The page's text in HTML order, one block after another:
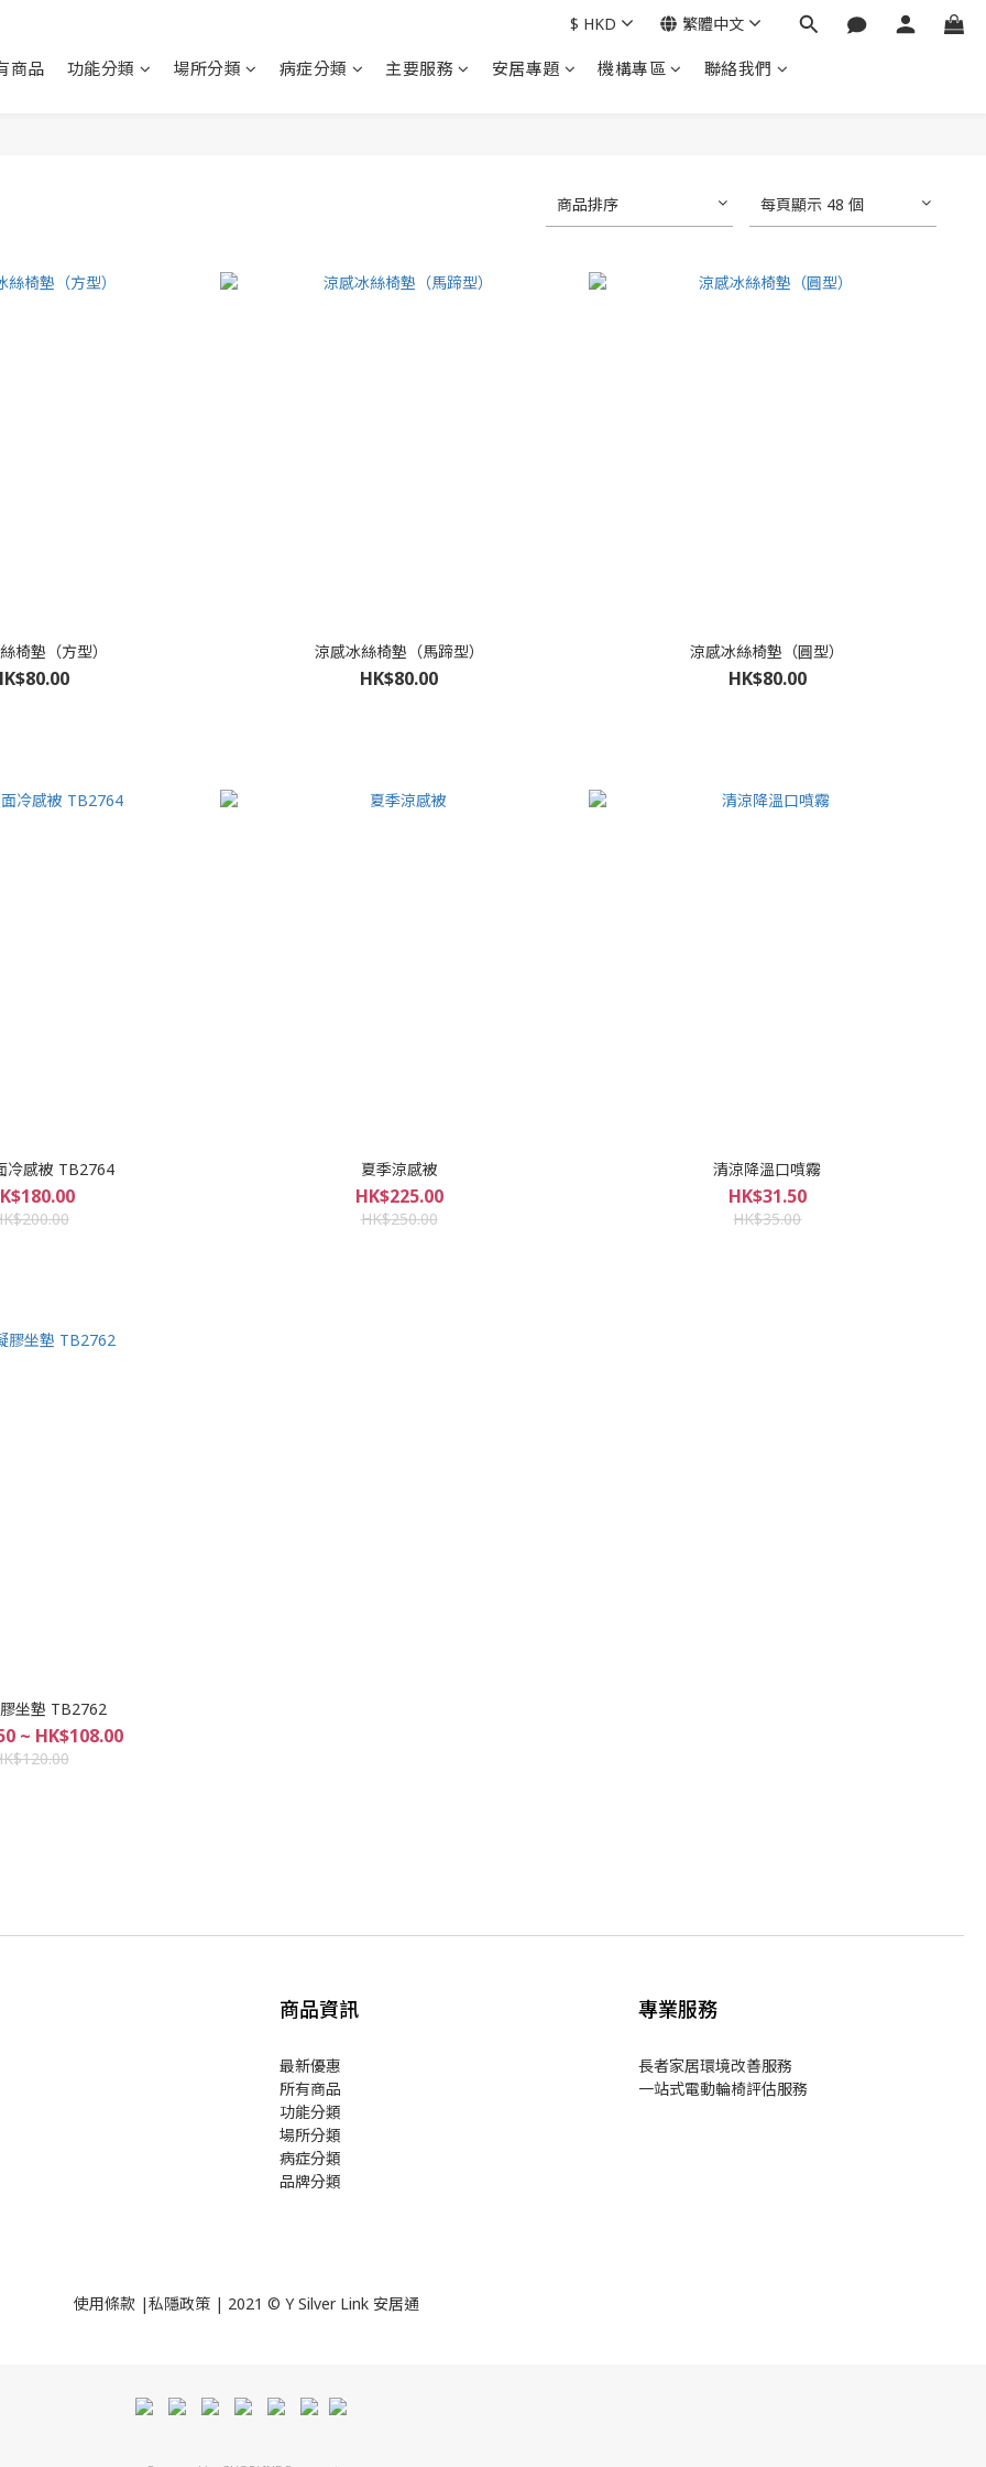
商品 功能分類 場所分類 病症分類 主要服務 安居專題 機構專區 聯絡我們
$ HKD 繁體中文
商品排序 每頁顯示 48 個
椅墊（方型） 涼感冰絲椅墊（馬蹄型）
HK$80.00
涼感冰絲椅墊（圓型）
HK$80.00
冷感被 TB2764 夏季涼感被
HK$225.00
HK$250.00
清涼降溫口噴霧
HK$31.50
HK$35.00
坐墊 TB2762
~ HK$108.00
商品資訊
最新優惠
所有商品
功能分類
場所分類
病症分類
品牌分類
專業服務
長者家居環境改善服務
一站式電動輪椅評估服務
使用條款 |私隱政策 | 2021 © Y Silver Link 安居通